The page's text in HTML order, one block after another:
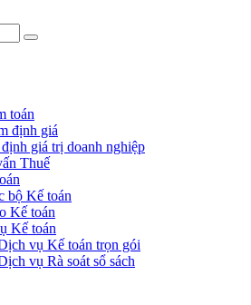
toán
định giá
giá trị doanh nghiệp
Thuế
bộ Kế toán
Kế toán
Kế toán
vụ Kế toán trọn gói
vụ Rà soát sổ sách